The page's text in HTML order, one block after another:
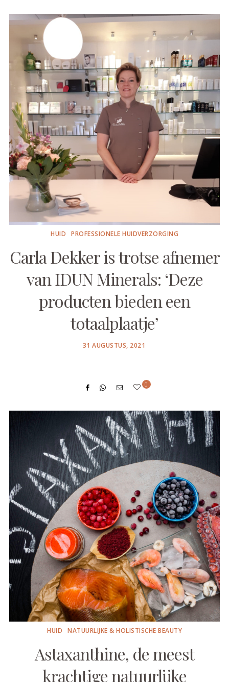
HUID PROFESSIONELE HUIDVERZORGING
Carla Dekker is trotse afnemer
van IDUN Minerals: ‘Deze
producten bieden een
totaalplaatje’
POSTED
31 AUGUSTUS, 2021
0
HUID NATUURLIJKE & HOLISTISCHE BEAUTY
Astaxanthine, de meest
krachtige natuurlijke